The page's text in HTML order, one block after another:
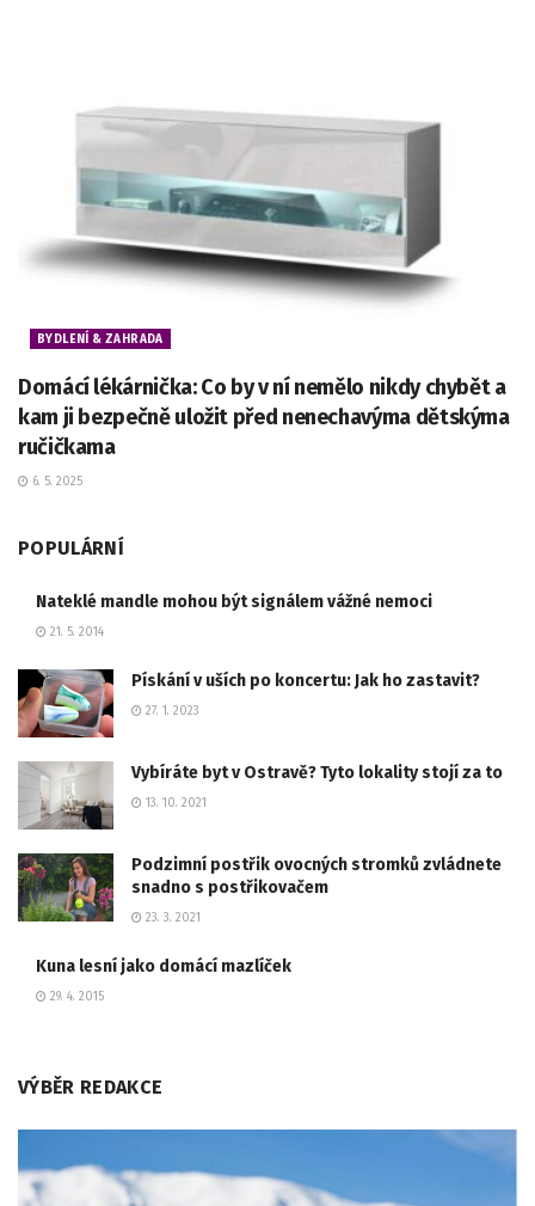
BYDLENÍ & ZAHRADA
Domácí lékárnička: Co by v ní nemělo nikdy chybět a
kam ji bezpečně uložit před nenechavýma dětskýma
ručičkama
6. 5. 2025
POPULÁRNÍ
Nateklé mandle mohou být signálem vážné nemoci
21. 5. 2014
Pískání v uších po koncertu: Jak ho zastavit?
27. 1. 2023
Vybíráte byt v Ostravě? Tyto lokality stojí za to
13. 10. 2021
Podzimní postřik ovocných stromků zvládnete
snadno s postřikovačem
23. 3. 2021
Kuna lesní jako domácí mazlíček
29. 4. 2015
VÝBĚR REDAKCE